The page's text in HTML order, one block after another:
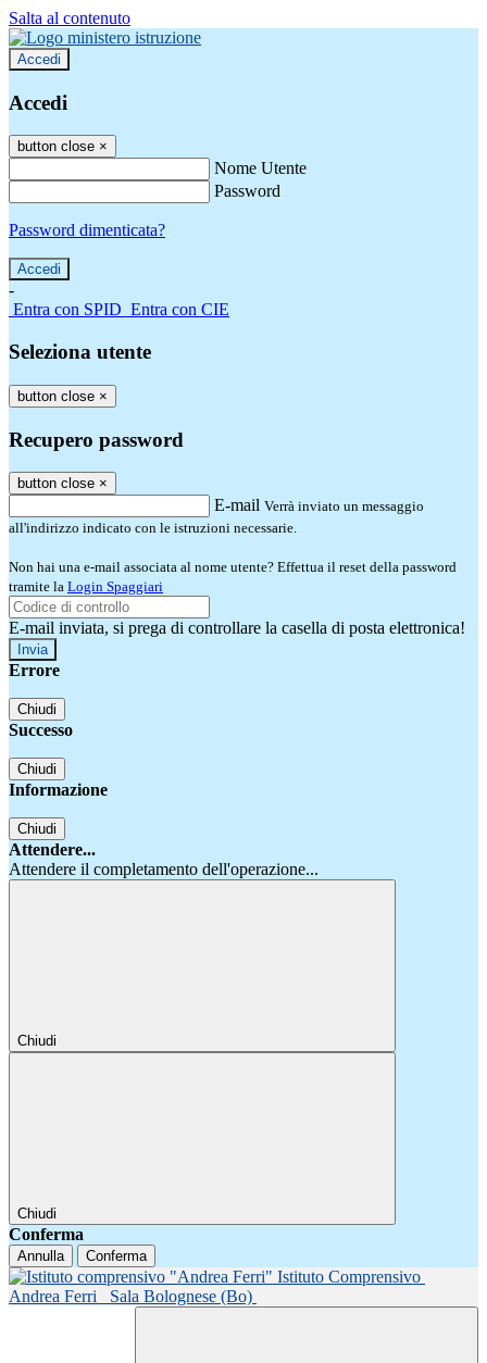
Salta al contenuto
Accedi
Accedi
button close ×
Nome Utente
Password
Password dimenticata?
-
Entra con SPID Entra con CIE
Seleziona utente
button close ×
Recupero password
button close ×
E-mail Verrà inviato un messaggio
all'indirizzo indicato con le istruzioni necessarie.
Non hai una e-mail associata al nome utente? Effettua il reset della password
tramite la Login Spaggiari
E-mail inviata, si prega di controllare la casella di posta elettronica!
Errore
Chiudi
Successo
Chiudi
Informazione
Chiudi
Attendere...
Attendere il completamento dell'operazione...
Chiudi
Chiudi
Conferma
Annulla Conferma
Istituto Comprensivo
Andrea Ferri
Sala Bolognese (Bo)